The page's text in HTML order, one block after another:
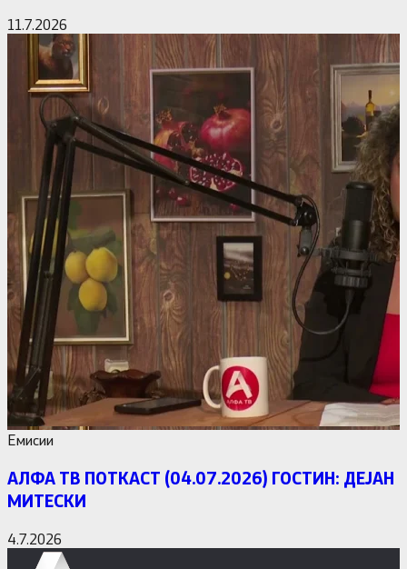
11.7.2026
Емисии
АЛФА ТВ ПОТКАСТ (04.07.2026) ГОСТИН: ДЕЈАН
МИТЕСКИ
4.7.2026